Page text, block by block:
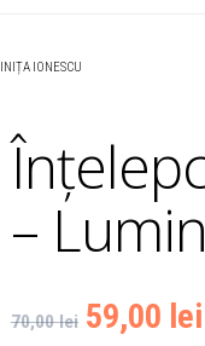
IONESCU
–
70,00lei Prețul
59,00 lei